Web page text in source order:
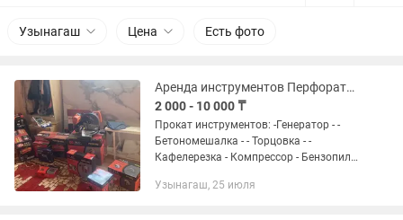
Узынагаш Цена Есть фото
Аренда инструментов Перфоратор
2 000 - 10 000 ₸
Прокат инструментов: -Генератор - -
Бетономешалка - - Торцовка - -
Кафелерезка - Компрессор - Бензопила
Шуруповерт - Болгарка - Перфоратор -
Узынагаш, 25 июля